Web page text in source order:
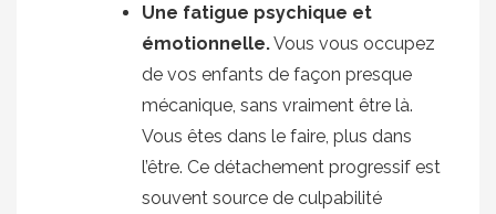
Une fatigue psychique et
émotionnelle.Vous vous occupez
de vos enfants de façon presque
mécanique, sans vraiment être là.
Vous êtes dans le faire, plus dans
l’être. Ce détachement progressif est
souvent source de culpabilité